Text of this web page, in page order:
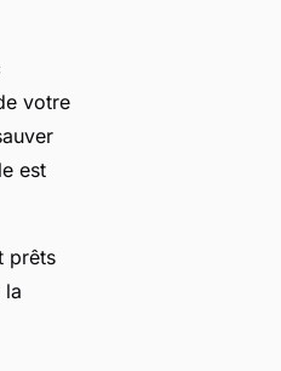
votre
est
prêts
la